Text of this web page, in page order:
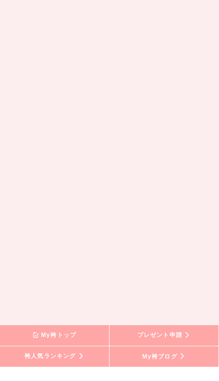
My袴トップ プレゼント申請
袴人気ランキング My袴ブログ